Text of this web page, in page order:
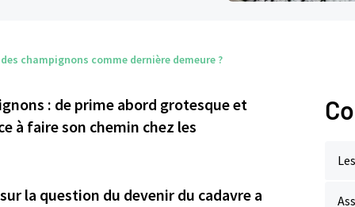
champignons comme dernière demeure ?
: de prime abord grotesque et
à faire son chemin chez les
la question du devenir du cadavre a